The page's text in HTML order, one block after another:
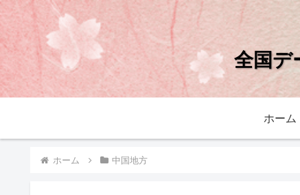
全国デ
ホーム
ホーム 中国地方